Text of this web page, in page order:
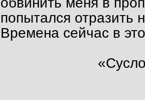
попытался отразить
Времена сейчас в